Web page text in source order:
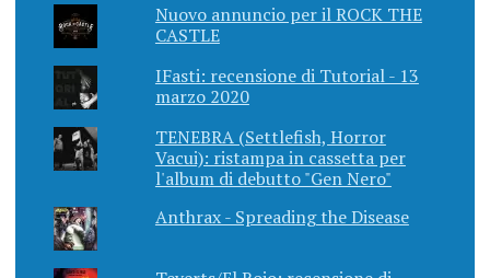
Nuovo annuncio per il ROCK THE
CASTLE
IFasti: recensione di Tutorial - 13
marzo 2020
TENEBRA (Settlefish, Horror
Vacui): ristampa in cassetta per
l'album di debutto "Gen Nero"
Anthrax - Spreading the Disease